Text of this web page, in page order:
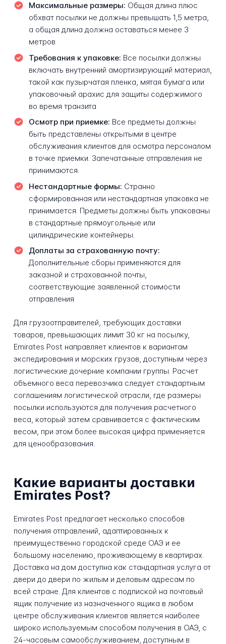
Максимальные размеры: Общая длина плюс
обхват посылки не должны превышать 1,5 метра,
а общая длина должна оставаться менее 3
метров
Требования к упаковке: Все посылки должны
включать внутренний амортизирующий материал,
такой как пузырчатая пленка, мятая бумага или
упаковочный арахис для защиты содержимого
во время транзита
Осмотр при приемке: Все предметы должны
быть представлены открытыми в центре
обслуживания клиентов для осмотра персоналом
в точке приемки. Запечатанные отправления не
принимаются.
Нестандартные формы: Странно
сформированная или нестандартная упаковка не
принимается. Предметы должны быть упакованы
в стандартные прямоугольные или
цилиндрические контейнеры.
Доплаты за страхованную почту:
Дополнительные сборы применяются для
заказной и страхованной почты,
соответствующие заявленной стоимости
отправления
Для грузоотправителей, требующих доставки
товаров, превышающих лимит 30 кг на посылку,
Emirates Post направляет клиентов к вариантам
экспедирования и морских грузов, доступным через
логистические дочерние компании группы. Расчет
объемного веса перевозчика следует стандартным
соглашениям логистической отрасли, где размеры
посылки используются для получения расчетного
веса, который затем сравнивается с фактическим
весом, при этом более высокая цифра применяется
для ценообразования.
Какие варианты доставки
Emirates Post?
Emirates Post предлагает несколько способов
получения отправлений, адаптированных к
преимущественно городской среде ОАЭ и ее
большому населению, проживающему в квартирах.
Доставка на дом доступна как стандартная услуга от
двери до двери по жилым и деловым адресам по
всей стране. Для клиентов с подпиской на почтовый
ящик получение из назначенного ящика в любом
центре обслуживания клиентов является наиболее
широко используемым способом получения в ОАЭ, с
24-часовым самообслуживанием, доступным в